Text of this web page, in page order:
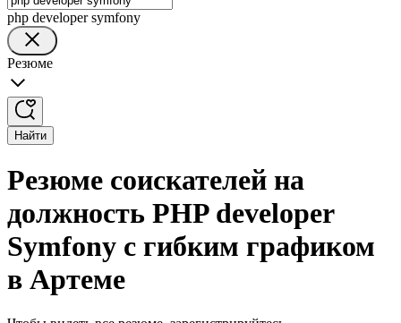
php developer symfony
Резюме
Найти
Резюме соискателей на
должность PHP developer
Symfony с гибким графиком
в Артеме